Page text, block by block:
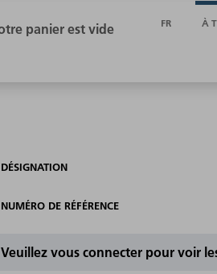
FR À
DÉSIGNATION
NUMÉRO DE RÉFÉRENCE
Veuillez vous connecter pour voir